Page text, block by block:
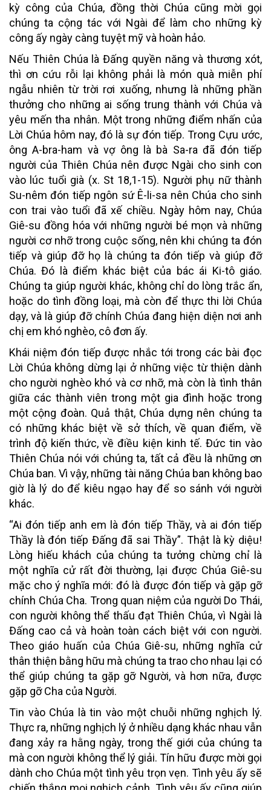
kỳ công của Chúa, đồng thời Chúa cũng mời gọi
chúng ta cộng tác với Ngài để làm cho những kỳ
công ấy ngày càng tuyệt mỹ và hoàn hảo.
Nếu Thiên Chúa là Đấng quyền năng và thương xót,
thì ơn cứu rỗi lại không phải là món quà miễn phí
ngẫu nhiên từ trời rơi xuống, nhưng là những phần
thưởng cho những ai sống trung thành với Chúa và
yêu mến tha nhân. Một trong những điểm nhấn của
Lời Chúa hôm nay, đó là sựđón tiếp. Trong Cựu ước,
ông A-bra-ham và vợ ông là bà Sa-ra đã đón tiếp
người của Thiên Chúa nên được Ngài cho sinh con
vào lúc tuổi già (x. St 18,1-15). Người phụ nữ thành
Su-nêm đón tiếp ngôn sứ Ê-li-sa nên Chúa cho sinh
con trai vào tuổi đã xế chiều. Ngày hôm nay, Chúa
Giê-su đồng hóa với những người bé mọn và những
người cơ nhỡ trong cuộc sống, nên khi chúng ta đón
tiếp và giúp đỡ họ là chúng ta đón tiếp và giúp đỡ
Chúa. Đó là điểm khác biệt của bác ái Ki-tô giáo.
Chúng ta giúp người khác, không chỉ do lòng trắc ẩn,
hoặc do tình đồng loại, mà còn để thực thi lời Chúa
dạy, và là giúp đỡ chính Chúa đang hiện diện nơi anh
chị em khó nghèo, cô đơn ấy.
Khái niệm đón tiếp được nhắc tới trong các bài đọc
Lời Chúa không dừng lại ở những việc từ thiện dành
cho người nghèo khó và cơ nhỡ, mà còn là tình thân
giữa các thành viên trong một gia đình hoặc trong
một cộng đoàn. Quả thật, Chúa dựng nên chúng ta
có những khác biệt về sở thích, về quan điểm, về
trình độ kiến thức, về điều kiện kinh tế. Đức tin vào
Thiên Chúa nói với chúng ta, tất cả đều là những ơn
Chúa ban. Vì vậy, những tài năng Chúa ban không bao
giờ là lý do để kiêu ngạo hay để so sánh với người
khác.
“Ai đón tiếp anh em là đón tiếp Thầy, và ai đón tiếp
Thầy là đón tiếp Đấng đã sai Thầy”. Thật là kỳ diệu!
Lòng hiếu khách của chúng ta tưởng chừng chỉ là
một nghĩa cử rất đời thường, lại được Chúa Giê-su
mặc cho ý nghĩa mới: đó là được đón tiếp và gặp gỡ
chính Chúa Cha. Trong quan niệm của người Do Thái,
con người không thể thấu đạt Thiên Chúa, vì Ngài là
Đấng cao cả và hoàn toàn cách biệt với con người.
Theo giáo huấn của Chúa Giê-su, những nghĩa cử
thân thiện bằng hữu mà chúng ta trao cho nhau lại có
thể giúp chúng ta gặp gỡ Người, và hơn nữa, được
gặp gỡ Cha của Người.
Tin vào Chúa là tin vào một chuỗi những nghịch lý.
Thực ra, những nghịch lý ở nhiều dạng khác nhau vẫn
đang xảy ra hằng ngày, trong thế giới của chúng ta
mà con người không thể lý giải. Tín hữu được mời gọi
dành cho Chúa một tình yêu trọn vẹn. Tình yêu ấy sẽ